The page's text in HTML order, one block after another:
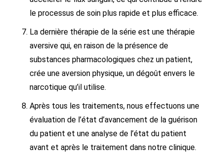
le processus de soin plus rapide et plus efficace.
La dernière thérapie de la série est une thérapie
aversive qui, en raison de la présence de
substances pharmacologiques chez un patient,
crée une aversion physique, un dégoût envers le
narcotique qu’il utilise.
Après tous les traitements, nous effectuons une
évaluation de l’état d’avancement de la guérison
du patient et une analyse de l’état du patient
avant et après le traitement dans notre clinique.